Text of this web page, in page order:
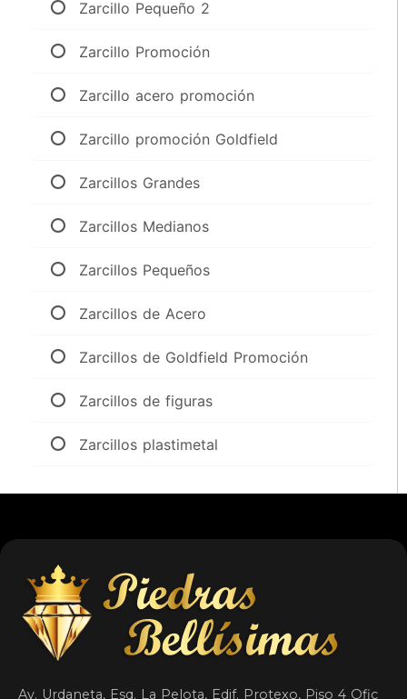
Zarcillo Pequeño 2
Zarcillo Promoción
Zarcillo acero promoción
Zarcillo promoción Goldfield
Zarcillos Grandes
Zarcillos Medianos
Zarcillos Pequeños
Zarcillos de Acero
Zarcillos de Goldfield Promoción
Zarcillos de figuras
Zarcillos plastimetal
Av. Urdaneta, Esq. La Pelota, Edif. Protexo, Piso 4 Ofic